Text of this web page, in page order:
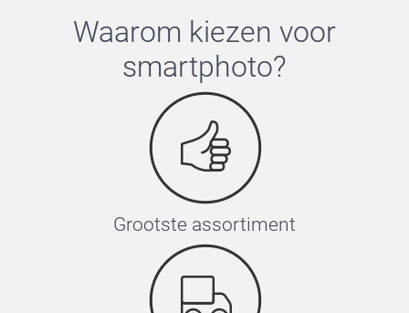
XS-S
52-54 cm
S-M
54-56 cm
M-L
56-58 cm
Waarom kiezen voor
smartphoto?
Grootste assortiment